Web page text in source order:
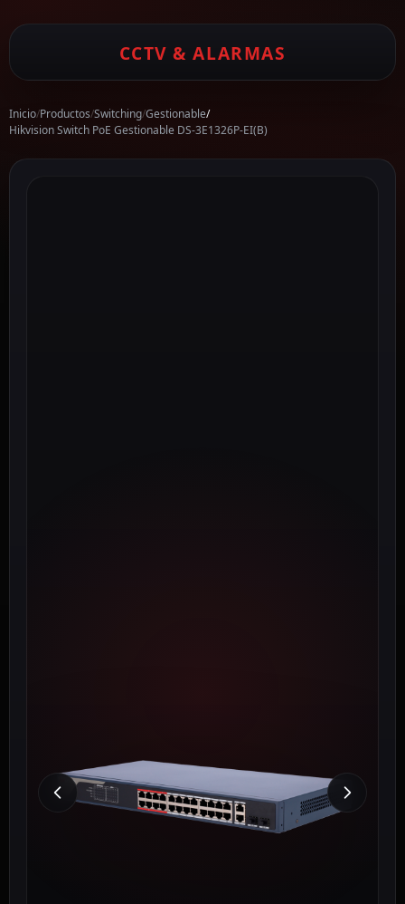
CCTV & ALARMAS
Inicio/Productos/Switching/Gestionable/
Hikvision Switch PoE Gestionable DS-3E1326P-EI(B)